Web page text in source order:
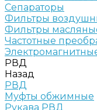
Сепараторы
Фильтры
Фильтры
Частотные
РВД
Назад
РВД
Муфты обжимные
Рукава РВД